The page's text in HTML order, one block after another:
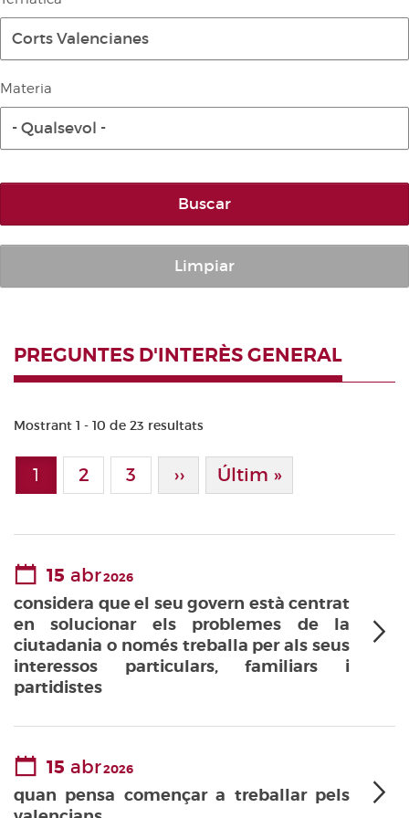
Diari de la Diputació Permanent
Publicacions no oficials
Anuari de Dret Parlamentari
Altres publicacions
Informació i venda
Corts Valencianes
Materia
- Qualsevol -
Buscar
Limpiar
PREGUNTES D'INTERÈS GENERAL
Mostrant 1 - 10 de 23 resultats
Paginació
Pàgina actual
1 Page
2 Page
3 Pàgina Següent
›› Última Pàgina
Últim »
15 abr2026
considera que el seu govern està centrat
en solucionar els problemes de la
ciutadania o només treballa per als seus
interessos particulars, familiars i
partidistes
15 abr2026
quan pensa començar a treballar pels